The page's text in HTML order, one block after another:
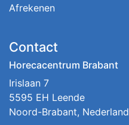
Afrekenen
Contact
Horecacentrum Brabant
Irislaan 7
5595 EH Leende
Noord-Brabant, Nederland